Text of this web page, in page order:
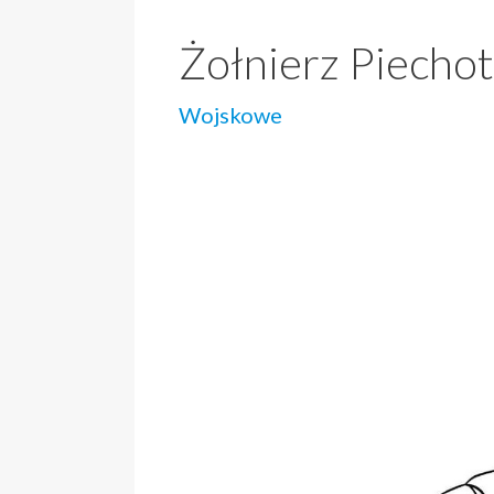
Żołnierz
Wojskowe